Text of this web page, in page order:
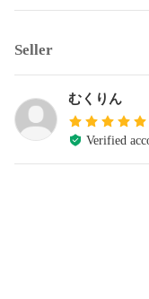
Seller
むくりん
Verified